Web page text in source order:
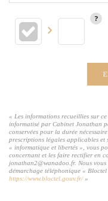
« Les informations recueillies sur
informatisé par Cabinet Jonathan
conservées pour la durée
prescriptions légales applicables et
« informatique et libertés », vous
concernant et les faire rectifier en
jonathan2@wanadoo.fr. Nous
démarchage téléphonique «
https://www.bloctel.gouv.fr/»